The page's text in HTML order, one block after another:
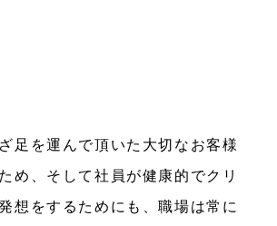
足を運んで頂いた大切なお客様
め、そして社員が健康的でクリ
想をするためにも、職場は常に